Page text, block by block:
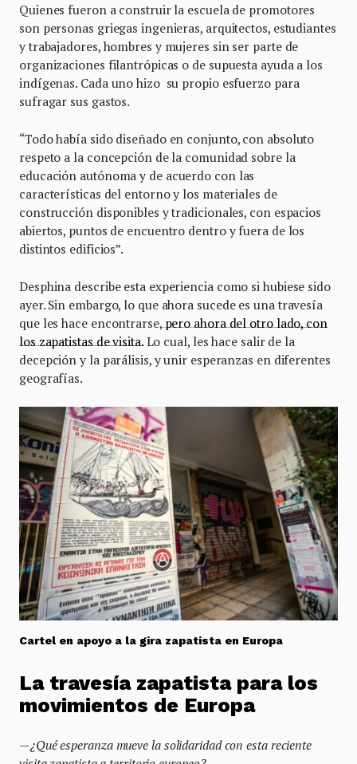
Quienes fueron a construir la escuela de promotores
son personas griegas ingenieras, arquitectos, estudiantes
y trabajadores, hombres y mujeres sin ser parte de
organizaciones filantrópicas o de supuesta ayuda a los
indígenas. Cada uno hizo su propio esfuerzo para
sufragar sus gastos.
“Todo había sido diseñado en conjunto, con absoluto
respeto a la concepción de la comunidad sobre la
educación autónoma y de acuerdo con las
características del entorno y los materiales de
construcción disponibles y tradicionales, con espacios
abiertos, puntos de encuentro dentro y fuera de los
distintos edificios”.
Desphina describe esta experiencia como si hubiese sido
ayer. Sin embargo, lo que ahora sucede es una travesía
que les hace encontrarse,pero ahora del otro lado, con
los zapatistas de visita.Lo cual, les hace salir de la
decepción y la parálisis, y unir esperanzas en diferentes
geografías.
Cartel en apoyo a la gira zapatista en Europa
La travesía zapatista para los
movimientos de Europa
—¿Quéesperanza mueve la solidaridad con esta reciente